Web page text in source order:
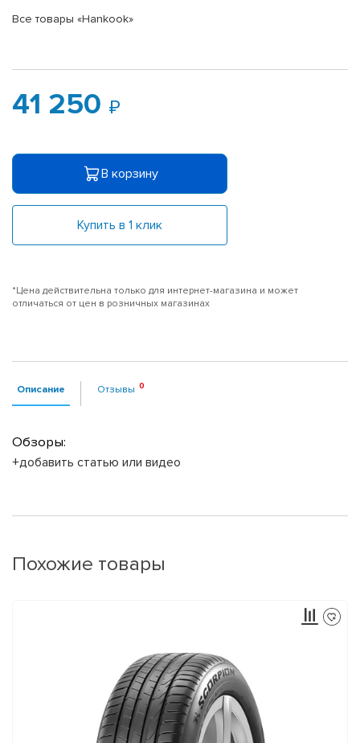
Все товары «Hankook»
41 250
В корзину
Купить в 1 клик
*Цена действительна только для интернет-магазина и может
отличаться от цен в розничных магазинах
Описание Отзывы
Обзоры:
+добавить статью или видео
Похожие товары